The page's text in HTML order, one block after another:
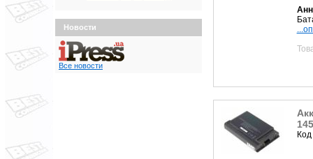
Новости
Все новости